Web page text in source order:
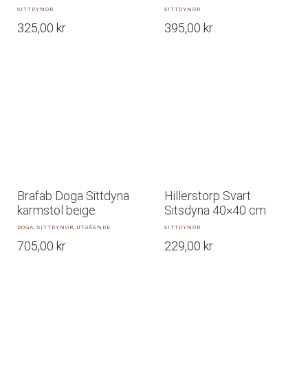
SITTDYNOR
325,00 kr
SITTDYNOR
395,00 kr
Brafab Doga Sittdyna
karmstol beige
DOGA, SITTDYNOR, UTGÅENDE
705,00 kr
Hillerstorp Svart
Sitsdyna 40×40 cm
SITTDYNOR
229,00 kr